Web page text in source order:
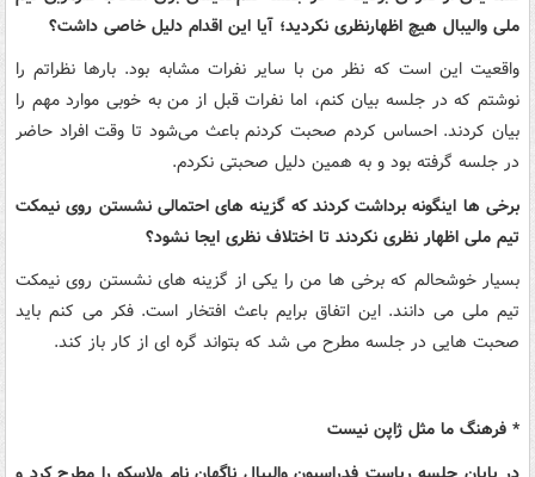
ملی والیبال هیچ اظهارنظری نکردید؛ آیا این اقدام دلیل خاصی داشت؟
واقعیت این است که نظر من با سایر نفرات مشابه بود. بارها نظراتم را
نوشتم که در جلسه بیان کنم، اما نفرات قبل از من به خوبی موارد مهم را
بیان کردند. احساس کردم صحبت کردنم باعث می‌شود تا وقت افراد حاضر
در جلسه گرفته بود و به همین دلیل صحبتی نکردم.
برخی‌ ها اینگونه برداشت کردند که گزینه ‌های احتمالی نشستن روی نیمکت
تیم ملی اظهار نظری نکردند تا اختلاف نظری ایجا نشود؟
بسیار خوشحالم که برخی‌ ها من را یکی از گزینه های نشستن روی نیمکت
تیم ملی می دانند. این اتفاق برایم باعث افتخار است. فکر می کنم باید
صحبت هایی در جلسه مطرح می شد که بتواند گره ای از کار باز کند.
* فرهنگ ما مثل ژاپن نیست